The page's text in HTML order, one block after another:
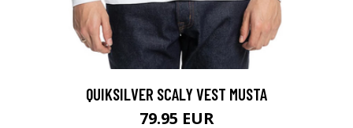
QUIKSILVER SCALY VEST MUSTA
79.95 EUR